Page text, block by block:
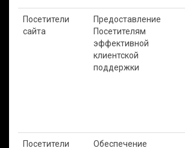
Посетители
сайта
Предоставление
Посетителям
эффективной
клиентской
поддержки
Посетители
Обеспечение